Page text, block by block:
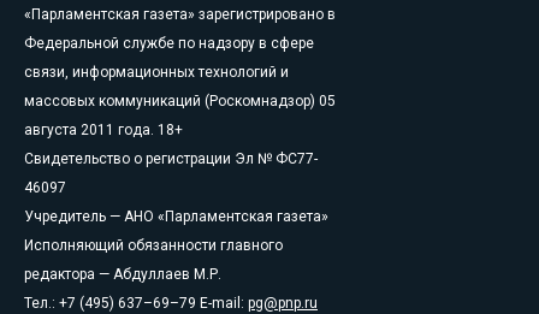
«Парламентская газета» зарегистрировано в
Федеральной службе по надзору в сфере
связи, информационных технологий и
массовых коммуникаций (Роскомнадзор) 05
августа 2011 года. 18+
Свидетельство о регистрации Эл № ФС77-
46097
Учредитель — АНО «Парламентская газета»
Исполняющий обязанности главного
редактора — Абдуллаев М.Р.
Тел.: +7 (495) 637–69–79 E-mail: pg@pnp.ru